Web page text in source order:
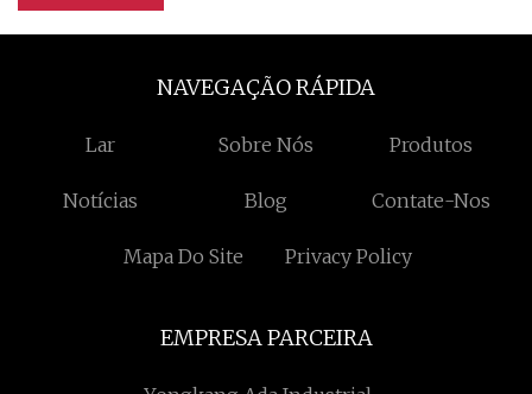
NAVEGAÇÃO RÁPIDA
Lar Sobre Nós Produtos
Notícias Blog Contate-Nos
Mapa Do Site Privacy Policy
EMPRESA PARCEIRA